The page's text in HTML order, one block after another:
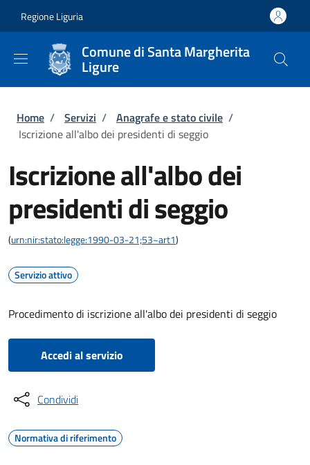
Regione Liguria
Comune di Santa Margherita
Ligure
Briciole di pane
Home / Servizi / Anagrafe e stato civile /
Iscrizione all'albo dei presidenti di seggio
Iscrizione all'albo dei
presidenti di seggio
(urn:nir:stato:legge:1990-03-21;53~art1)
Servizio attivo
Procedimento di iscrizione all'albo dei presidenti di seggio
Accedi al servizio
Condividi
Normativa di riferimento